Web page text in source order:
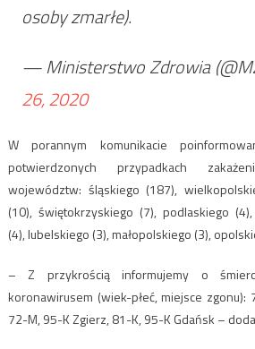
osoby zmarłe).
— Ministerstwo Zdrowia
26, 2020
W porannym komunikacie
potwierdzonych przypadkach
województw: śląskiego (187),
(10), świętokrzyskiego (7), podlaskiego
(4), lubelskiego (3), małopolskiego (3),
– Z przykrością informujemy o
koronawirusem (wiek-płeć, miejsce zgonu):
72-M, 95-K Zgierz, 81-K, 95-K Gdańsk –